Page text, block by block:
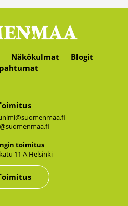
Näkökulmat
Blogit
toi­mi­tus
11 A Hel­sin­ki